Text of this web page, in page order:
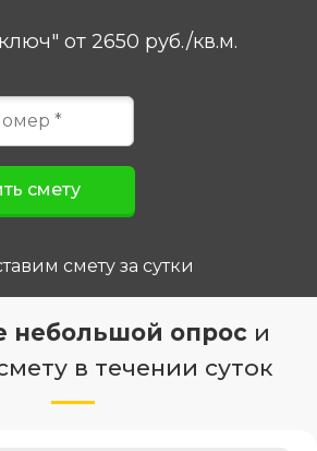
от 2650 руб./кв.м.
смету за сутки
небольшой опрос и
в течении суток